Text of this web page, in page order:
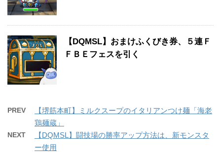
【DQMSL】おまけふくびき券、５連Ｆ
ＦＢＥフェスを引く
PREV
【堺筋本町】ミルクスープのイタリアンつけ麺「海老
鶏麺蔵」
NEXT
【DQMSL】闘技場の勝率アップ方法は、新モンスタ
ー使用